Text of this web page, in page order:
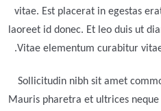
vitae. Est placerat in egestas
laoreet id donec. Et leo duis ut
Vitae elementum curabitur
Sollicitudin nibh sit amet
Mauris pharetra et ultrices